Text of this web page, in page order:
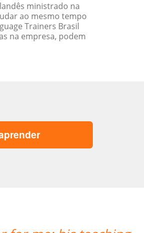
ministrado na
ao mesmo tempo
Trainers Brasil
na empresa, podem